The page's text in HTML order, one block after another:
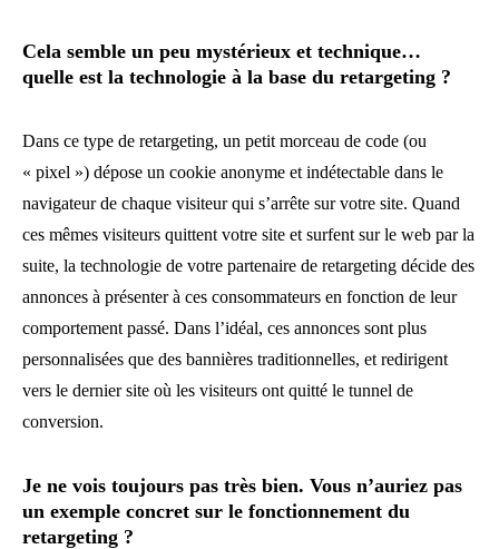
Cela semble un peu mystérieux et technique…
quelle est la technologie à la base du retargeting ?
Dans ce type de retargeting, un petit morceau de code (ou
« pixel ») dépose un cookie anonyme et indétectable dans le
navigateur de chaque visiteur qui s’arrête sur votre site. Quand
ces mêmes visiteurs quittent votre site et surfent sur le web par la
suite, la technologie de votre partenaire de retargeting décide des
annonces à présenter à ces consommateurs en fonction de leur
comportement passé. Dans l’idéal, ces annonces sont plus
personnalisées que des bannières traditionnelles, et redirigent
vers le dernier site où les visiteurs ont quitté le tunnel de
conversion.
Je ne vois toujours pas très bien. Vous n’auriez pas
un exemple concret sur le fonctionnement du
retargeting ?